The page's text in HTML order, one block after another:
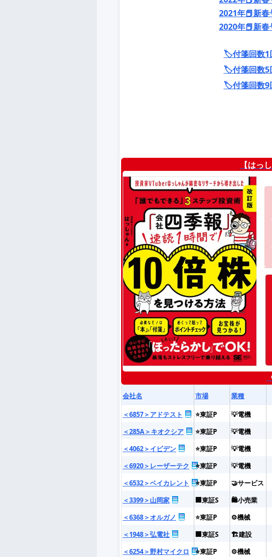
2021年📕新春
2020年📕新春
🏷️付箋回数1
🏷️付箋回数5
🏷️付箋回数9
【はっ
会社名 市場 業種
＜6857＞アドテスト ⭐東証P 💡電機
＜285A＞キオクシア
⭐東証P 💡電機
＜4062＞イビデン
⭐東証P 💡電機
＜6920＞レーザーテク
⭐東証P 💡電機
＜6532＞ベイカレント
⭐東証P 🤝サービス
＜3399＞山岡家
🏢東証S 🛍️小売業
＜6368＞オルガノ
⭐東証P ⚙️機械
＜1948＞弘電社
🏢東証S 🏗️建設
＜6254＞野村マイクロ
⭐東証P ⚙️機械